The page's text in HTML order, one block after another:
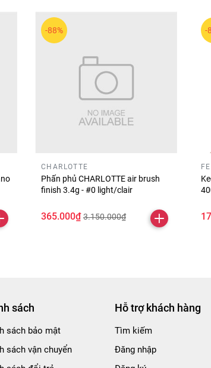
mịn lì, nhẹ môi và bền màu, giúp tổng thể
-88%
CHARLOTTE
Phấn phủ CHARLOTTE air brush
finish 3.4g - #0 light/clair
365.000₫ 3.150.000₫
-
sách
sách bảo mật
sách vận chuyển
Hỗ trợ khách hàng
Tìm kiếm
Đăng nhập